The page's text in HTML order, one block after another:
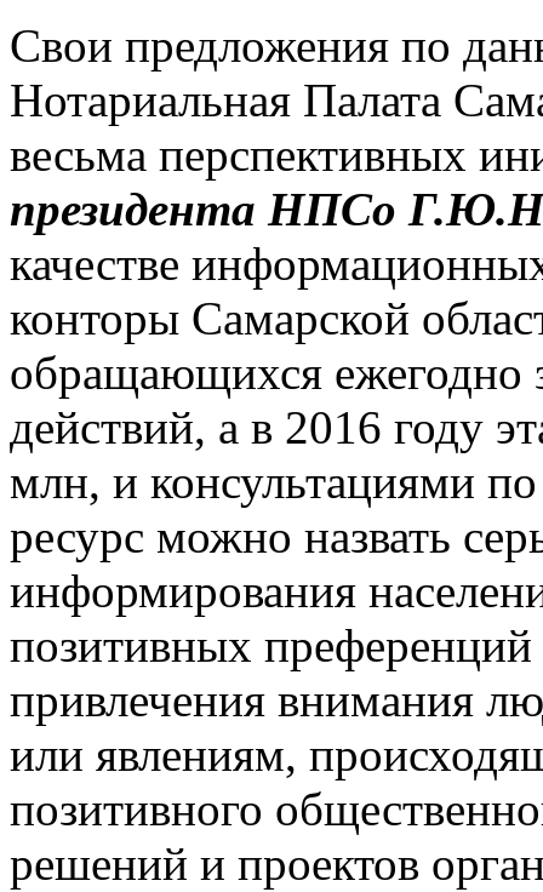
Свои предложения по
Нотариальная Палата
весьма перспективных
президента НПСо
качестве
конторы Самарской
обращающихся ежегодно
действий, а в 2016 году
млн, и консультациями
ресурс можно назвать
информирования
позитивных
привлечения внимания
или явлениям,
позитивного
решений и проектов